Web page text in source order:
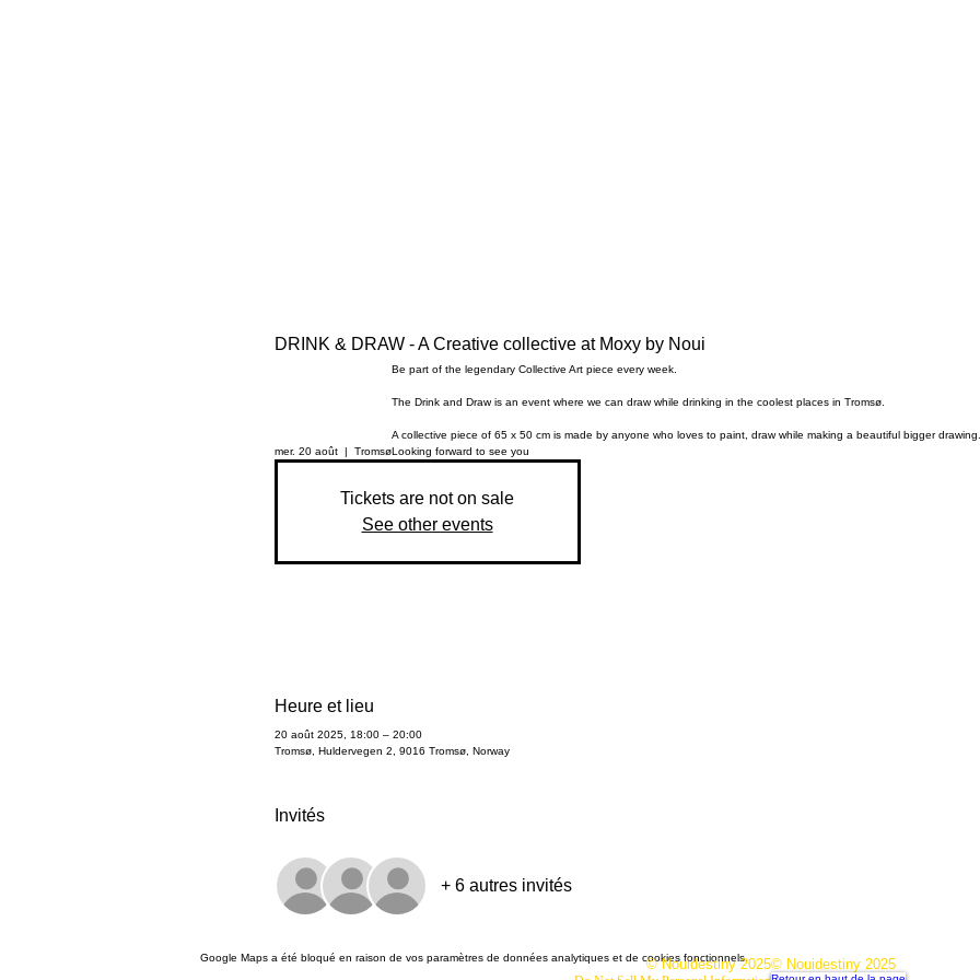
DRINK & DRAW - A Creative collective at Moxy by Noui
mer. 20 août
  |
Tromsø
Be part of the legendary Collective Art piece every week.
The Drink and Draw is an event where we can draw while drinking in the coolest places in Tromsø.
A collective piece of 65 x 50 cm is made by anyone who loves to paint, draw while making a beautiful bigger drawing.
Looking forward to see you
Tickets are not on sale
See other events
Heure et lieu
20 août 2025, 18:00 – 20:00
Tromsø, Huldervegen 2, 9016 Tromsø, Norway
Invités
+ 6 autres invités
Google Maps a été bloqué en raison de vos paramètres de données analytiques et de cookies fonctionnels.
© Nouidestiny 2025© Nouidestiny 2025